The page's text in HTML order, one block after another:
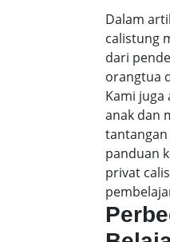
Dalam
calistung
dari
orangtua
Kami
anak dan
tantangan
panduan
privat